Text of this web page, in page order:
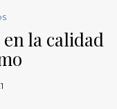
la calidad